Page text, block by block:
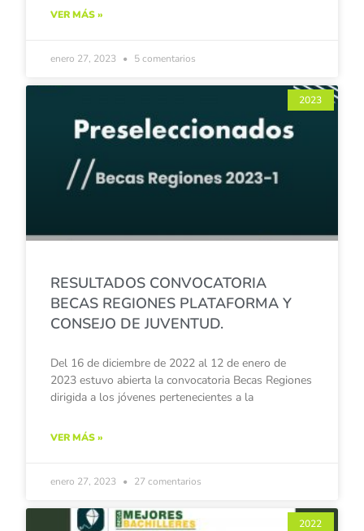
VER MÁS »
enero 27, 2023 5 comentarios
2023
RESULTADOS CONVOCATORIA
BECAS REGIONES PLATAFORMA Y
CONSEJO DE JUVENTUD.
Del 16 de diciembre de 2022 al 12 de enero de
2023 estuvo abierta la convocatoria Becas Regiones
dirigida a los jóvenes pertenecientes a la
VER MÁS »
enero 27, 2023 27 comentarios
2022